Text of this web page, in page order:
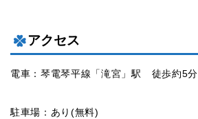
アクセス
電車：琴電琴平線「滝宮」駅 徒歩約5分
駐車場：あり(無料)